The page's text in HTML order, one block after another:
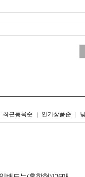
최근등록순 인기상품순
리스트형갤러리형